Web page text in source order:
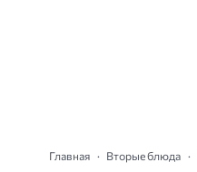
Главная Вторые блюда